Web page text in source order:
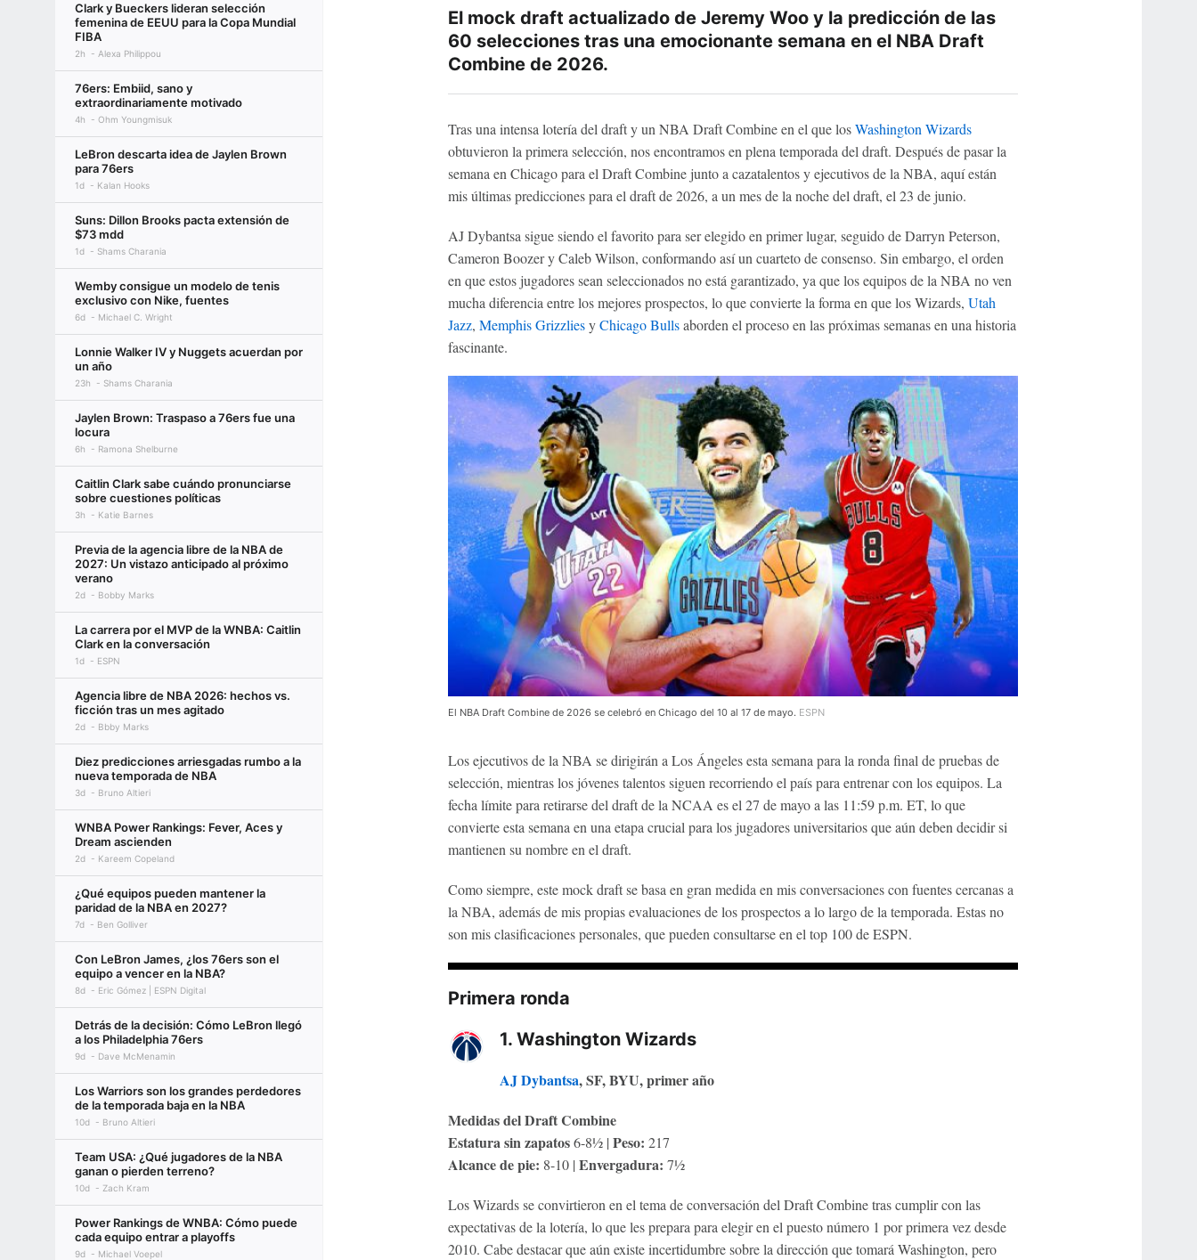
Clark y Bueckers lideran selección
femenina de EEUU para la Copa Mundial
FIBA
2h Alexa Philippou
76ers: Embiid, sano y
extraordinariamente motivado
4h Ohm Youngmisuk
LeBron descarta idea de Jaylen Brown
para 76ers
1d Kalan Hooks
Suns: Dillon Brooks pacta extensión de
$73 mdd
1d Shams Charania
Wemby consigue un modelo de tenis
exclusivo con Nike, fuentes
6d Michael C. Wright
Lonnie Walker IV y Nuggets acuerdan por
un año
23h Shams Charania
Jaylen Brown: Traspaso a 76ers fue una
locura
6h Ramona Shelburne
Caitlin Clark sabe cuándo pronunciarse
sobre cuestiones políticas
3h Katie Barnes
Previa de la agencia libre de la NBA de
2027: Un vistazo anticipado al próximo
verano
2d Bobby Marks
La carrera por el MVP de la WNBA: Caitlin
Clark en la conversación
1d ESPN
Agencia libre de NBA 2026: hechos vs.
ficción tras un mes agitado
2d Bbby Marks
Diez predicciones arriesgadas rumbo a la
nueva temporada de NBA
3d Bruno Altieri
WNBA Power Rankings: Fever, Aces y
Dream ascienden
2d Kareem Copeland
¿Qué equipos pueden mantener la
paridad de la NBA en 2027?
7d Ben Golliver
Con LeBron James, ¿los 76ers son el
equipo a vencer en la NBA?
8d Eric Gómez | ESPN Digital
Detrás de la decisión: Cómo LeBron llegó
a los Philadelphia 76ers
9d Dave McMenamin
Los Warriors son los grandes perdedores
de la temporada baja en la NBA
10d Bruno Altieri
Team USA: ¿Qué jugadores de la NBA
ganan o pierden terreno?
10d Zach Kram
Power Rankings de WNBA: Cómo puede
cada equipo entrar a playoffs
9d Michael Voepel
El mock draft actualizado de Jeremy Woo y la predicción de las
60 selecciones tras una emocionante semana en el NBA Draft
Combine de 2026.
Tras una intensa lotería del draft y un NBA Draft Combine en el que losWashington Wizards
obtuvieron la primera selección, nos encontramos en plena temporada del draft. Después de pasar la
semana en Chicago para el Draft Combine junto a cazatalentos y ejecutivos de la NBA, aquí están
mis últimas predicciones para el draft de 2026, a un mes de la noche del draft, el 23 de junio.
AJ Dybantsa sigue siendo el favorito para ser elegido en primer lugar, seguido de Darryn Peterson,
Cameron Boozer y Caleb Wilson, conformando así un cuarteto de consenso. Sin embargo, el orden
en que estos jugadores sean seleccionados no está garantizado, ya que los equipos de la NBA no ven
mucha diferencia entre los mejores prospectos, lo que convierte la forma en que los Wizards, Utah
Jazz, Memphis GrizzliesyChicago Bullsaborden el proceso en las próximas semanas en una historia
fascinante.
El NBA Draft Combine de 2026 se celebró en Chicago del 10 al 17 de mayo. ESPN
Los ejecutivos de la NBA se dirigirán a Los Ángeles esta semana para la ronda final de pruebas de
selección, mientras los jóvenes talentos siguen recorriendo el país para entrenar con los equipos. La
fecha límite para retirarse del draft de la NCAA es el 27 de mayo a las 11:59 p.m. ET, lo que
convierte esta semana en una etapa crucial para los jugadores universitarios que aún deben decidir si
mantienen su nombre en el draft.
Como siempre, este mock draft se basa en gran medida en mis conversaciones con fuentes cercanas a
la NBA, además de mis propias evaluaciones de los prospectos a lo largo de la temporada. Estas no
son mis clasificaciones personales, que pueden consultarse en el top 100 de ESPN.
Primera ronda
1. Washington Wizards
AJ Dybantsa, SF, BYU, primer año
Medidas del Draft Combine
Estatura sin zapatos6-8½ | Peso: 217
Alcance de pie: 8-10 | Envergadura: 7½
Los Wizards se convirtieron en el tema de conversación del Draft Combine tras cumplir con las
expectativas de la lotería, lo que les prepara para elegir en el puesto número 1 por primera vez desde
2010. Cabe destacar que aún existe incertidumbre sobre la dirección que tomará Washington, pero